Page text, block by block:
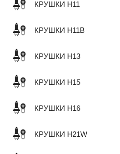
КРУШКИ H11
КРУШКИ H11B
КРУШКИ H13
КРУШКИ H15
КРУШКИ H16
КРУШКИ H21W